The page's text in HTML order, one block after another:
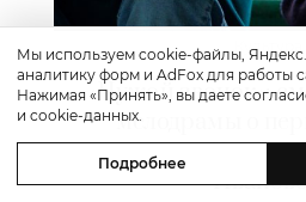
Культура
«Чужой звонок»:
мелодрамы о
с Алексеем
Мы используем cookie-файлы,
аналитику форм и AdFox для работы
Нажимая «Принять», вы даете
и cookie-данных.
Подробнее